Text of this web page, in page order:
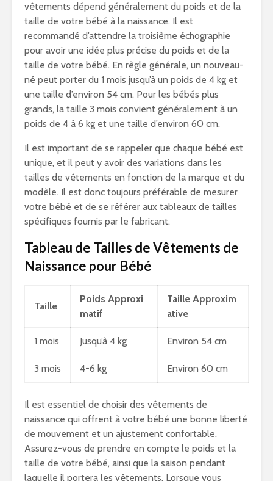
vêtements dépend généralement du poids et de la
taille de votre bébé à la naissance. Il est
recommandé d’attendre la troisième échographie
pour avoir une idée plus précise du poids et de la
taille de votre bébé. En règle générale, un nouveau-
né peut porter du 1 mois jusqu’à un poids de 4 kg et
une taille d’environ 54 cm. Pour les bébés plus
grands, la taille 3 mois convient généralement à un
poids de 4 à 6 kg et une taille d’environ 60 cm.
Il est important de se rappeler que chaque bébé est
unique, et il peut y avoir des variations dans les
tailles de vêtements en fonction de la marque et du
modèle. Il est donc toujours préférable de mesurer
votre bébé et de se référer aux tableaux de tailles
spécifiques fournis par le fabricant.
Tableau de Tailles de Vêtements de
Naissance pour Bébé
Taille
Poids Approxi
matif
Taille Approxim
ative
1 mois Jusqu’à 4 kg Environ 54 cm
3 mois 4-6 kg Environ 60 cm
Il est essentiel de choisir des vêtements de
naissance qui offrent à votre bébé une bonne liberté
de mouvement et un ajustement confortable.
Assurez-vous de prendre en compte le poids et la
taille de votre bébé, ainsi que la saison pendant
laquelle il portera les vêtements. Lorsque vous